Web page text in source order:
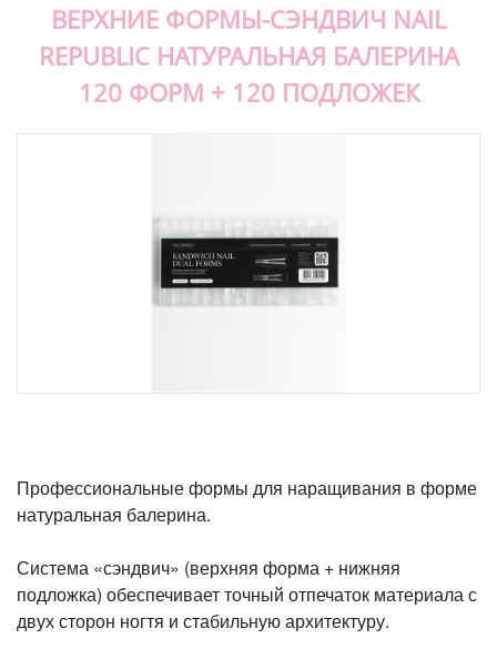
ВЕРХНИЕ ФОРМЫ-СЭНДВИЧ NAIL
REPUBLIC НАТУРАЛЬНАЯ БАЛЕРИНА
120 ФОРМ + 120 ПОДЛОЖЕК
Профессиональные формы для наращивания в форме
натуральная балерина.
Система «сэндвич» (верхняя форма + нижняя
подложка) обеспечивает точный отпечаток материала с
двух сторон ногтя и стабильную архитектуру.